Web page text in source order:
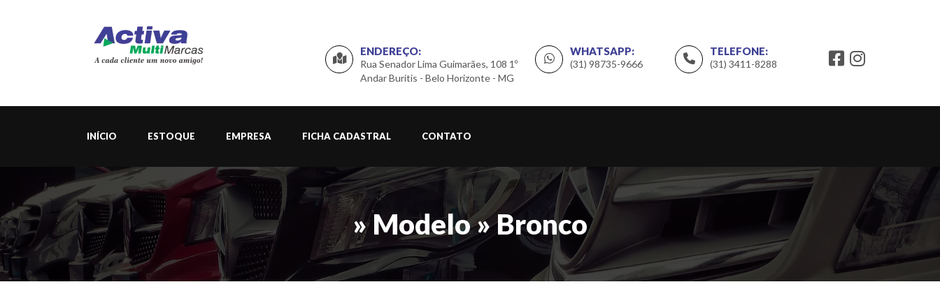
TELEFONE:
(31) 3411-8288
WHATSAPP:
(31) 98735-9666
ENDEREÇO:
Rua Senador Lima Guimarães, 108 1º
Andar Buritis - Belo Horizonte - MG
INÍCIO ESTOQUE EMPRESA FICHA CADASTRAL CONTATO
» Modelo » Bronco